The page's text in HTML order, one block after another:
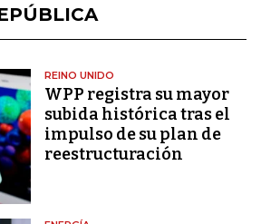
REINO UNIDO
WPP registra su mayor
subida histórica tras el
impulso de su plan de
reestructuración